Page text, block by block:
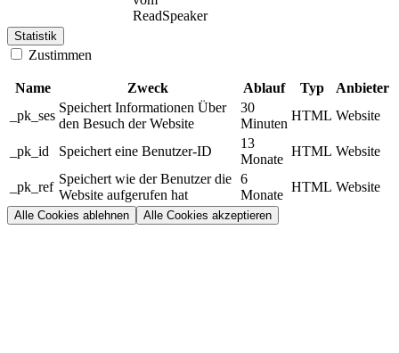
ReadSpeaker
Statistik
Zustimmen
Name Zweck Ablauf Typ
Anbieter
_pk_ses
Speichert Informationen Über
den Besuch der Website
30
Minuten
HTML Website
_pk_id Speichert eine Benutzer-ID
13
Monate
HTML Website
_pk_ref
Speichert wie der Benutzer die
Website aufgerufen hat
6
Monate
HTML Website
Alle Cookies ablehnen Alle Cookies akzeptieren